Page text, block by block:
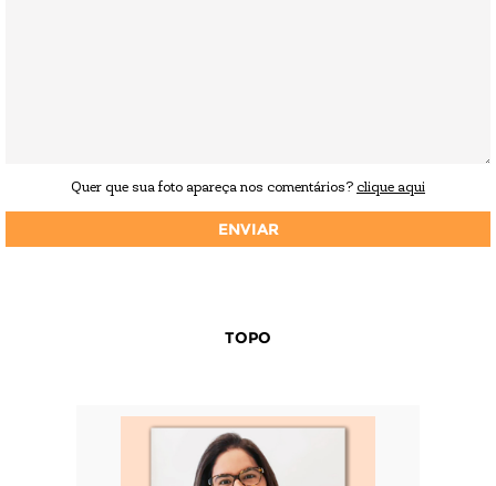
Quer que sua foto apareça nos comentários? clique aqui
TOPO